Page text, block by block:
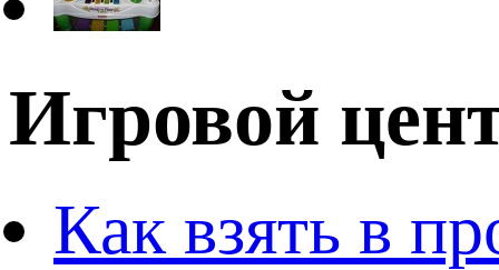
Игровой
Как взять в